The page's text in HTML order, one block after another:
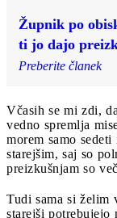
Župnik po
ti jo dajo
Preberite članek
Včasih se mi zdi,
vedno spremlja
morem samo
starejšim, saj so
preizkušnjam so
Tudi sama si želim
starejši